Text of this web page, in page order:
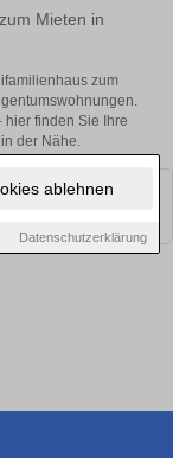
ablehnen
Datenschutzerklärung
Mieten in
zum
hier finden Sie Ihre
der Nähe.
finden. Schauen Sie